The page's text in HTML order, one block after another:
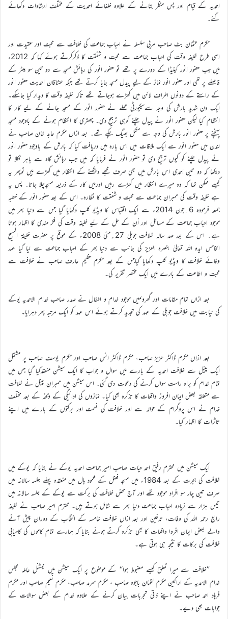
احمدیہ کے قیام اور پس منظر بتانے کے علاوہ خلفائے احمدیت کے مختلف ارشادات دکھائے
گئے۔
مکرم عثمان بٹ صاحب مربی سلسلہ نے احباب جماعت کی خلافت سے محبت اور عقیدت اور
اسی طرح خلیفہ وقت کی احباب جماعت سے محبت و شفقت کا ذکرکرتے ہوئے کہا کہ 2012ء
میں جب حضور انور کینیڈا کے دورے پر تھے تو حضور انور کی رہائش مسجد سے دو تین سو میٹر کے
فاصلے پر تھی اور حضور انور نماز کے لیے پیدل مسجد جایا کرتے تھے جبکہ عشاقان احمدیت حضور انور
کے راستے کے دونوں اطراف لائن میں کھڑے ہوجاتے تھے تاکہ خلیفہ وقت کا دیدار کیا جاسکے۔
ایک دن شدید بارش کی وجہ سےسیکیورٹی عملے نے حضور انور کے مسجد جانے کے لیے کار کا
انتظام کیا لیکن حضور انور نے پیدل چلنے کوہی ترجیح دی۔ چھتری کا انتظام ہونے کے باوجود مسجد
پہنچنے پر حضور انور بارش کی وجہ سے مکمل بھیگ چکے تھے۔ بعد ازاں مکرم عابد خان صاحب نے
لندن میں حضور انور سے ایک ملاقات میں اس بارہ میں دریافت کیا کہ بارش کے باوجود حضور انور
نے پیدل چلنے کو کیوں ترجیح دی تو حضور انور نے فرمایا کہ میں جب رہائش گاہ سے باہر نکلا تو
دیکھا کہ دو تین احمدی اس بارش میں بھی صرف مجھے دیکھنے کے انتظار میں کھڑے ہیں توپھر یہ
کیسے ممکن تھا کہ وہ میرے انتظار میں کھڑے رہیں اورمیں کار کے ذریعہ مسجدچلا جاتا۔ پس یہ
ہے خلیفہ وقت کی ممبران جماعت سے محبت و شفقت کا نظارہ۔ اس کے بعد حضور انور کے خطبہ
جمعہ فرمودہ 6؍جون 2014ء سے ایک اقتباس کا ویڈیو کلپ دکھایا گیا جس سے دنیا بھر میں
موجود احباب جماعت کے مسائل اور اُن کے حل کے لیے خلیفہ وقت کی فکر مندی کا اظہار ہوتا
ہے۔ اس کے بعد صد سالہ خلافت جوبلی 27؍مئی 2008ء کے موقع پر حضرت خلیفۃ المسیح
الخامس ایدہ اللہ تعالیٰ بنصرہ العزیز کی جانب سے دنیا بھر کے احباب جماعت سے لیا گیا عہد
وفائے خلافت کا ویڈیو کلپ دکھایا گیاجس کے بعد مکرم حظیم عارف صاحب نے خلافت سے
محبت و اطاعت کے بارے میں ایک مختصر تقریر کی۔
بعد ازاں تمام مقامات اور گھروںمیں موجود خدام و اطفال نے صدر صاحب خدام الاحمدیہ یوکے
کی نیابت میں خلافت جوبلی کے عہد کی تجدید کرتے ہوئے اس عہد کو ایک مرتبہ پھر دہرایا۔
بعد ازاں مکرم ڈاکٹر عزیز صاحب، مکرم ڈاکٹر انس صاحب اور مکرم یوسف صاحب پر مشتمل
ایک پینل سے خلافت احمدیہ کے بارے میں سوال و جواب کا ایک سیشن منعقدکیا گیا جس میں
تمام خدام کو براہ راست سوال کرنے کی دعوت دی گئی۔ اس سیشن میں ممبران پینل نے خلافت
سے متعلقہ بعض ایمان افروز واقعات کا تذکرہ بھی کیا۔ نمازوں کی ادائیگی کے وقفہ کے بعد مختلف
خدام نے اس پروگرام کے حوالہ سے اور خلافت کی نعمت اور برکتوں کے بارے میں اپنے
تاثرات کا اظہار کیا۔
ایک سیشن میں محترم رفیق احمد حیات صاحب امیر جماعت احمدیہ یوکے نے بتایا کہ یوکے میں
خلافت کی ہجرت کے بعد 1984ء میں مسجد فضل کے محمود ہال میں منعقدہ پہلے جلسہ سالانہ میں
صرف تین چار سو افراد موجود تھے اور آج محض خلافت کی برکت سے یوکے کے جلسہ سالانہ میں
تیس ہزار سے زیادہ احباب جماعت دنیا بھر سے شامل ہوتے ہیں۔ محترم امیر صاحب نے خلیفہ
رابع رحمہ اللہ کی وفات، تدفین اور بعد ازاں خلافت خامسہ کے انتخاب کے دوران پیش آنے
والے بعض ایمان افروا واقعات کا بھی تذکرہ کرتے ہوئے بتایا کہ ہمارے تمام کاموں کی کامیابی
خلافت کی برکات کا نتیجہ ہی ہوتی ہے۔
’’خلافت سے میرا تعلق کیسے مضبوط ہوا‘‘ کے موضوع پر ایک سیشن میں نیشنل عاملہ مجلس
خدام الاحمدیہ کے اراکین مکرم لقمان باجوہ صاحب ، مکرم سرمد صاحب، مکرم نعیم صاحب اور مکرم
فرہاد احمد صاحب نے اپنے ذاتی تجربات بیان کرنے کے علاوہ خدام کے بعض سوالات کے
جوابات بھی دیے۔